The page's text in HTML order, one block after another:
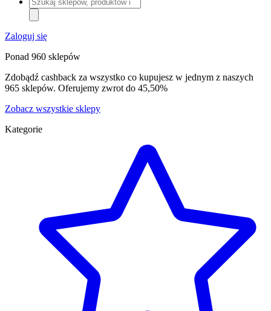
sklepów,
produktów
i
kategorii
Zaloguj się
Ponad 960 sklepów
Zdobądź cashback za wszystko co kupujesz w jednym z naszych
965 sklepów. Oferujemy zwrot do 45,50%
Zobacz wszystkie sklepy
Kategorie